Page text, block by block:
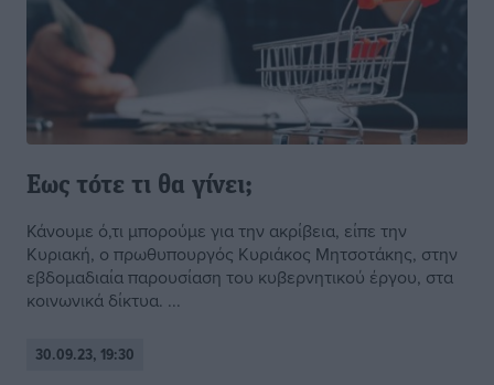
Εως τότε τι θα γίνει;
Κάνουμε ό,τι μπορούμε για την ακρίβεια, είπε την
Κυριακή, ο πρωθυπουργός Κυριάκος Μητσοτάκης, στην
εβδομαδιαία παρουσίαση του κυβερνητικού έργου, στα
κοινωνικά δίκτυα. ...
30.09.23, 19:30